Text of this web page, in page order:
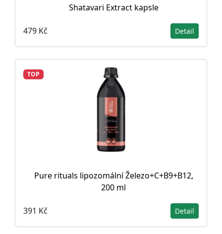
Shatavari Extract kapsle
479 Kč Detail
TOP
Pure rituals lipozomální Železo+C+B9+B12,
200 ml
391 Kč Detail